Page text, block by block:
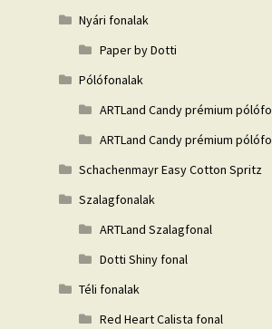
Nyári fonalak
Paper by Dotti
Pólófonalak
ARTLand Candy prémium
ARTLand Candy prémium
Schachenmayr Easy Cotton Spritz
Szalagfonalak
ARTLand Szalagfonal
Dotti Shiny fonal
Téli fonalak
Red Heart Calista fonal